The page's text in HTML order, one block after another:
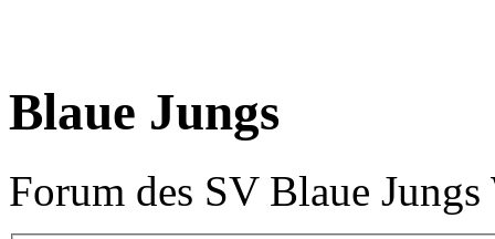
Blaue Jungs
Forum des SV Blaue